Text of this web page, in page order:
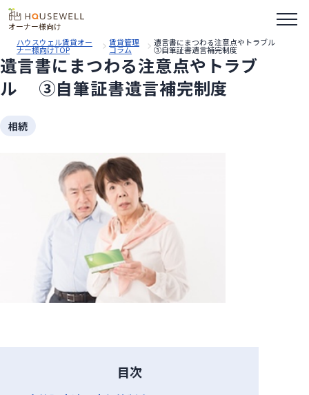
オーナー様向け
ハウスウェル賃貸オー
ナー様向けTOP
賃貸管理
コラム
遺言書にまつわる注意点やトラブル
③自筆証書遺言補完制度
遺言書にまつわる注意点やトラブ
ル ③自筆証書遺言補完制度
相続
目次